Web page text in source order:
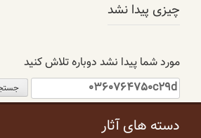
چیزی پیدا نشد
مورد شما پیدا نشد دوباره تلاش کنید
جستجو
برای:
دسته های آثار